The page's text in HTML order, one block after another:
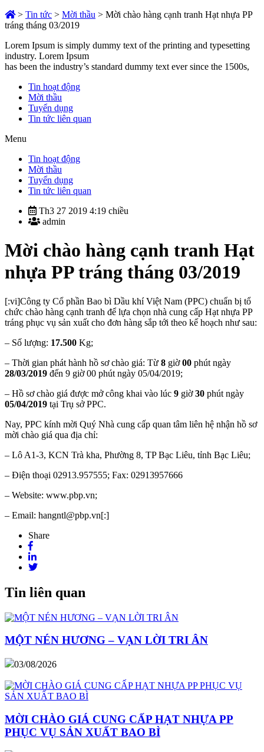
> Tin tức > Mời thầu > Mời chào hàng cạnh tranh Hạt nhựa PP
tráng tháng 03/2019
Lorem Ipsum is simply dummy text of the printing and typesetting
industry. Lorem Ipsum
has been the industry’s standard dummy text ever since the 1500s,
Tin hoạt động
Mời thầu
Tuyển dụng
Tin tức liên quan
Menu
Tin hoạt động
Mời thầu
Tuyển dụng
Tin tức liên quan
Th3 27 2019 4:19 chiều
admin
Mời chào hàng cạnh tranh Hạt
nhựa PP tráng tháng 03/2019
[:vi]Công ty Cổ phần Bao bì Dầu khí Việt Nam (PPC) chuẩn bị tổ
chức chào hàng cạnh tranh để lựa chọn nhà cung cấp Hạt nhựa PP
tráng phục vụ sản xuất cho đơn hàng sắp tới theo kế hoạch như sau:
– Số lượng: 17.500 Kg;
– Thời gian phát hành hồ sơ chào giá: Từ 8 giờ00 phút ngày
28/03/2019 đến 9 giờ 00 phút ngày 05/04/2019;
– Hồ sơ chào giá được mở công khai vào lúc 9 giờ30 phút ngày
05/04/2019 tại Trụ sở PPC.
Nay, PPC kính mời Quý Nhà cung cấp quan tâm liên hệ nhận hồ sơ
mời chào giá qua địa chỉ:
– Lô A1-3, KCN Trà kha, Phường 8, TP Bạc Liêu, tỉnh Bạc Liêu;
– Điện thoại 02913.957555; Fax: 02913957666
– Website: www.pbp.vn;
– Email: hangntl@pbp.vn[:]
Share
Tin liên quan
MỘT NÉN HƯƠNG – VẠN LỜI TRI ÂN
03/08/2026
MỜI CHÀO GIÁ CUNG CẤP HẠT NHỰA PP
PHỤC VỤ SẢN XUẤT BAO BÌ